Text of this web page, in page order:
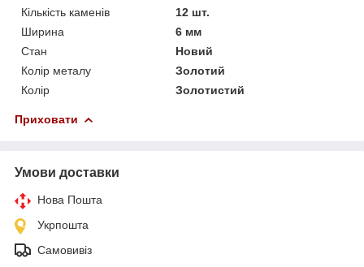
Кількість каменів
12 шт.
Ширина
6 мм
Стан
Новий
Колір металу
Золотий
Колір
Золотистий
Приховати
Умови доставки
Нова Пошта
Укрпошта
Самовивіз